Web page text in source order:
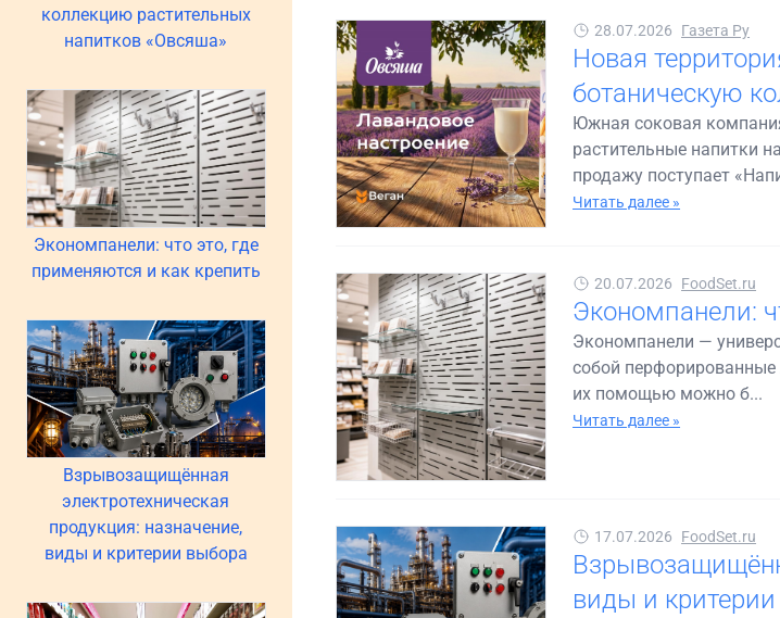
коллекцию растительных
напитков «Овсяша»
Экономпанели: что это, где
применяются и как крепить
Взрывозащищённая
электротехническая
продукция: назначение,
виды и критерии выбора
28.07.2026 Газета Ру
Новая
ботаническую
Южная соковая
растительные напитки
продажу поступает
Читать далее »
20.07.2026 FoodSet.ru
Экономпанели:
Экономпанели —
собой перфорированные
их помощью можно б...
Читать далее »
17.07.2026 FoodSet.ru
виды и